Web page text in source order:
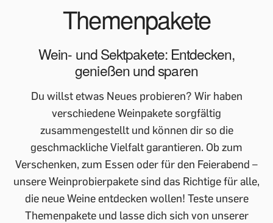
Themenpakete
Wein- und Sektpakete: Entdecken,
genießen und sparen
Du willst etwas Neues probieren? Wir haben
verschiedene Weinpakete sorgfältig
zusammengestellt und können dir so die
geschmackliche Vielfalt garantieren. Ob zum
Verschenken, zum Essen oder für den Feierabend –
unsere Weinprobierpakete sind das Richtige für alle,
die neue Weine entdecken wollen! Teste unsere
Themenpakete und lasse dich sich von unserer